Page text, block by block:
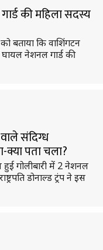
की महिला सदस्य
को बताया कि वाशिंगटन
घायल नेशनल गार्ड की
संदिग्ध
पता चला?
गोलीबारी में 2 नेशनल
डोनाल्ड ट्रंप ने इस